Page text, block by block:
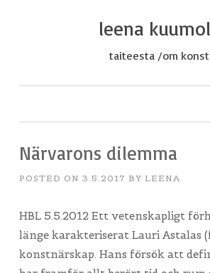
leena
taiteesta /om konst
Närvarons dilemma
POSTED ON 3.5.2017 BY LEENA
HBL 5.5.2012 Ett vetenskapligt
länge karakteriserat Lauri Astalas
konstnärskap. Hans försök att